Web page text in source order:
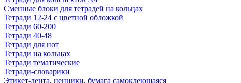
Сменные блоки для тетрадей на кольцах
Тетради 12-24 с цветной обложкой
Тетради 60-200
Тетради 40-48
Тетради для нот
Тетради на кольцах
Тетради тематические
Тетради-словарики
Этикет-лента, ценники, бумага самоклеющаяся